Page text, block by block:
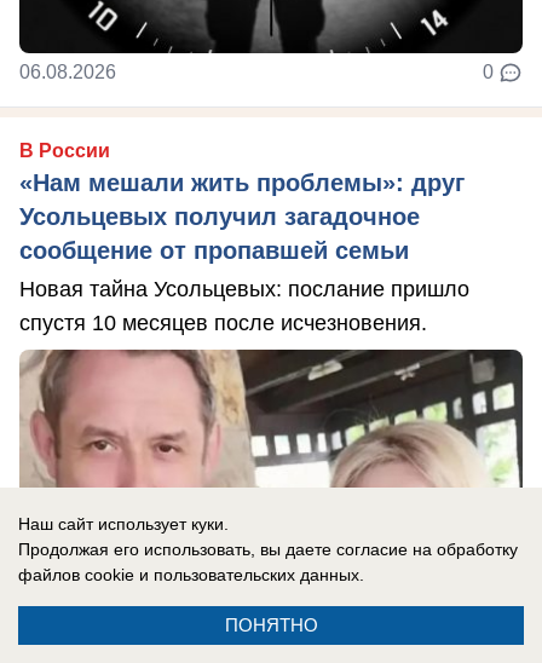
06.08.2026 0
В России
«Нам мешали жить проблемы»: друг
Усольцевых получил загадочное
сообщение от пропавшей семьи
Новая тайна Усольцевых: послание пришло
спустя 10 месяцев после исчезновения.
Наш сайт использует куки.
Продолжая его использовать, вы даете согласие на обработку
файлов cookie и пользовательских данных.
ПОНЯТНО